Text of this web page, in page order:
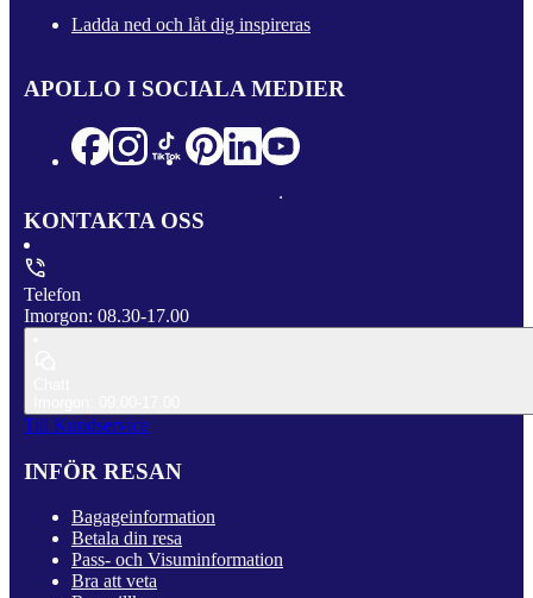
Ladda ned och låt dig inspireras
APOLLO I SOCIALA MEDIER
KONTAKTA OSS
Telefon
Imorgon: 08.30-17.00
Till Kundservice
INFÖR RESAN
Bagageinformation
Betala din resa
Pass- och Visuminformation
Bra att veta